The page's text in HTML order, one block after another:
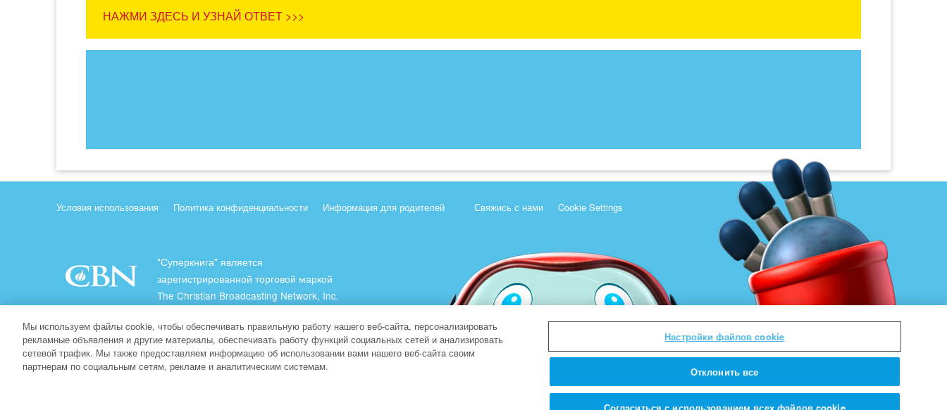
НАЖМИ ЗДЕСЬ И УЗНАЙ ОТВЕТ >>>
Условия использования Политика конфиденциальности Информация для родителей Свяжись с нами Cookie Settings
"Суперкнига" является
зарегистрированной торговой маркой
The Christian Broadcasting Network, Inc.
Все права защищены.
About CBN
Мы используем файлы cookie, чтобы обеспечивать правильную работу нашего веб-сайта, персонализировать
рекламные объявления и другие материалы, обеспечивать работу функций социальных сетей и анализировать
сетевой трафик. Мы также предоставляем информацию об использовании вами нашего веб-сайта своим
партнерам по социальным сетям, рекламе и аналитическим системам.
Настройки файлов cookie
Отклонить все